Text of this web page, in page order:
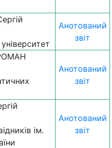
Анотований
звіт
Анотований
звіт
ім.
Анотований
звіт